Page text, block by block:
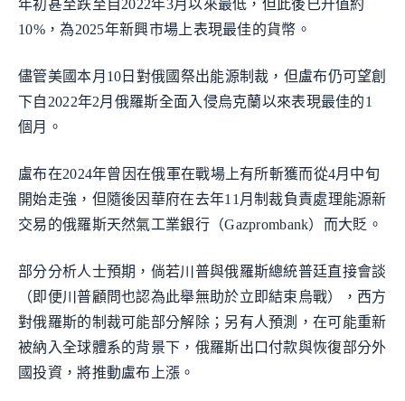
年初甚至跌至自2022年3月以來最低，但此後已升值約
10%，為2025年新興市場上表現最佳的貨幣。
儘管美國本月10日對俄國祭出能源制裁，但盧布仍可望創
下自2022年2月俄羅斯全面入侵烏克蘭以來表現最佳的1
個月。
盧布在2024年曾因在俄軍在戰場上有所斬獲而從4月中旬
開始走強，但隨後因華府在去年11月制裁負責處理能源新
交易的俄羅斯天然氣工業銀行（Gazprombank）而大貶。
部分分析人士預期，倘若川普與俄羅斯總統普廷直接會談
（即便川普顧問也認為此舉無助於立即結束烏戰），西方
對俄羅斯的制裁可能部分解除；另有人預測，在可能重新
被納入全球體系的背景下，俄羅斯出口付款與恢復部分外
國投資，將推動盧布上漲。